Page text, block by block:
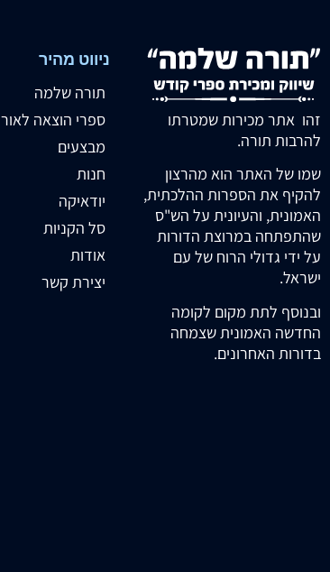
זהו אתר מכירות שמטרתו
להרבות תורה.
שמו של האתר הוא מהרצון
להקיף את הספרות ההלכתית,
האמונית, והעיונית על הש"ס
שהתפתחה במרוצת הדורות
על ידי גדולי הרוח של עם
ישראל.
ובנוסף לתת מקום לקומה
החדשה האמונית שצמחה
בדורות האחרונים.
ניווט מהיר
תורה שלמה
ספרי הוצאה לאור
מבצעים
חנות
יודאיקה
סל הקניות
אודות
יצירת קשר